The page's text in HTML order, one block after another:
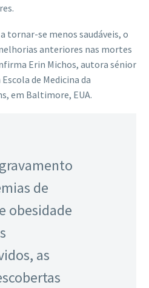
tornar-se menos saudáveis, o
anteriores nas mortes
Erin Michos, autora sénior
de Medicina da
em Baltimore, EUA.
de
obesidade
as